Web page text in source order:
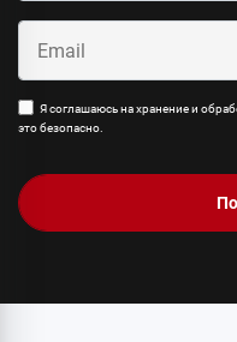
Я соглашаюсь на хранение и
это безопасно.